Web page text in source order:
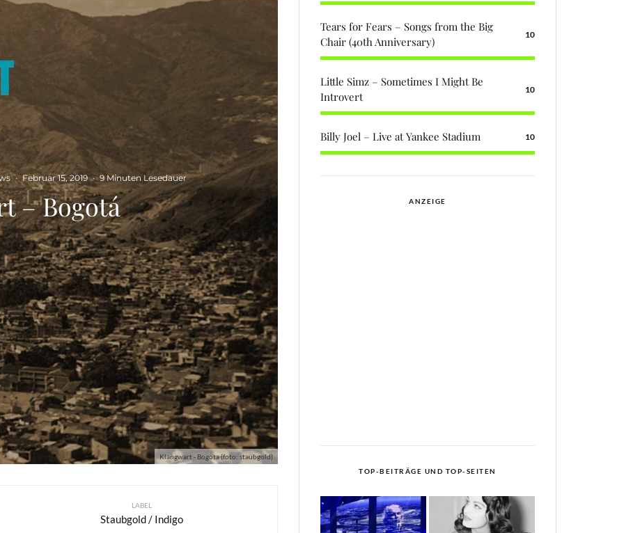
Klangwart - Bogota (foto: staubgold)
· Februar 15, 2019 · 9 Minuten Lesedauer
– Bogotá
LABEL
Staubgold / Indigo
Tears for Fears – Songs from the Big
Chair (40th Anniversary)
10
Little Simz – Sometimes I Might Be
Introvert
10
Billy Joel – Live at Yankee Stadium 10
ANZEIGE
TOP-BEITRÄGE UND TOP-SEITEN